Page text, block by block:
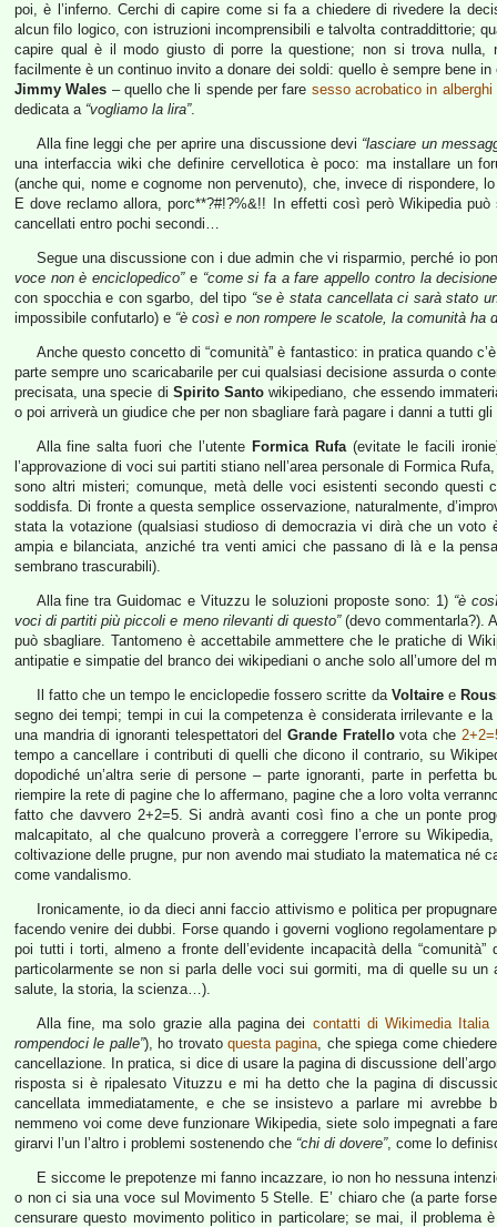
poi, è l’inferno. Cerchi di capire come si fa a chiedere di rivedere la
alcun filo logico, con istruzioni incomprensibili e talvolta contraddittorie;
capire qual è il modo giusto di porre la questione; non si trova nulla,
facilmente è un continuo invito a donare dei soldi: quello è sempre bene
Jimmy Wales – quello che li spende per fare sesso acrobatico in
dedicata a “vogliamo la lira”.
Alla fine leggi che per aprire una discussione devi “lasciare un
una interfaccia wiki che definire cervellotica è poco: ma installare un
(anche qui, nome e cognome non pervenuto), che, invece di rispondere,
E dove reclamo allora, porc**?#!?%&!! In effetti così però Wikipedia
cancellati entro pochi secondi…
Segue una discussione con i due admin che vi risparmio, perché io
voce non è enciclopedico”e “come si fa a fare appello contro la
con spocchia e con sgarbo, del tipo “se è stata cancellata ci sarà stato
impossibile confutarlo) e “è così e non rompere le scatole, la comunità ha
Anche questo concetto di “comunità” è fantastico: in pratica quando
parte sempre uno scaricabarile per cui qualsiasi decisione assurda o
precisata, una specie di Spirito Santo wikipediano, che essendo
o poi arriverà un giudice che per non sbagliare farà pagare i danni a tutti
Alla fine salta fuori che l’utente Formica Rufa(evitate le facili
l’approvazione di voci sui partiti stiano nell’area personale di Formica
sono altri misteri; comunque, metà delle voci esistenti secondo questi
soddisfa. Di fronte a questa semplice osservazione, naturalmente,
stata la votazione (qualsiasi studioso di democrazia vi dirà che un
ampia e bilanciata, anziché tra venti amici che passano di là e la
sembrano trascurabili).
Alla fine tra Guidomac e Vituzzu le soluzioni proposte sono: 1) “è
voci di partiti più piccoli e meno rilevanti di questo”(devo commentarla?).
può sbagliare. Tantomeno è accettabile ammettere che le pratiche di
antipatie e simpatie del branco dei wikipediani o anche solo all’umore del
Il fatto che un tempo le enciclopedie fossero scritte da Voltairee
segno dei tempi; tempi in cui la competenza è considerata irrilevante e
una mandria di ignoranti telespettatori delGrande Fratellovota che
tempo a cancellare i contributi di quelli che dicono il contrario, su
dopodiché un’altra serie di persone – parte ignoranti, parte in perfetta
riempire la rete di pagine che lo affermano, pagine che a loro volta
fatto che davvero 2+2=5. Si andrà avanti così fino a che un ponte
malcapitato, al che qualcuno proverà a correggere l’errore su
coltivazione delle prugne, pur non avendo mai studiato la matematica né
come vandalismo.
Ironicamente, io da dieci anni faccio attivismo e politica per
facendo venire dei dubbi. Forse quando i governi vogliono regolamentare
poi tutti i torti, almeno a fronte dell’evidente incapacità della
particolarmente se non si parla delle voci sui gormiti, ma di quelle su
salute, la storia, la scienza…).
Alla fine, ma solo grazie alla pagina dei contatti di Wikimedia Italia
rompendoci le palle”), ho trovatoquesta pagina, che spiega come
cancellazione. In pratica, si dice di usare la pagina di discussione
risposta si è ripalesato Vituzzu e mi ha detto che la pagina di
cancellata immediatamente, e che se insistevo a parlare mi avrebbe
nemmeno voi come deve funzionare Wikipedia, siete solo impegnati a
girarvi l’un l’altro i problemi sostenendo che “chi di dovere”, come lo
E siccome le prepotenze mi fanno incazzare, io non ho nessuna
o non ci sia una voce sul Movimento 5 Stelle. E’ chiaro che (a parte
censurare questo movimento politico in particolare; se mai, il problema